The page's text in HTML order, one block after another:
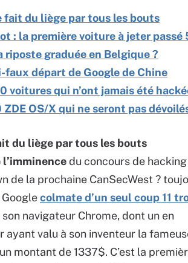
fait du liège par tous les bouts
: la première voiture à jeter passé
riposte graduée en Belgique ?
faux départ de Google de Chine
voitures qui n’ont jamais été
ZDE OS/X qui ne seront pas
du liège par tous les bouts
du concours de hacking
de la prochaine CanSecWest ?
colmate d’un seul coup 11
navigateur Chrome, dont un en
ayant valu à son inventeur la
montant de 1337$. C’est la